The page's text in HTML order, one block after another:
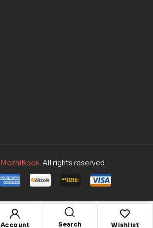
Account Search Wishlist
MozhiBook. All rights reserved.